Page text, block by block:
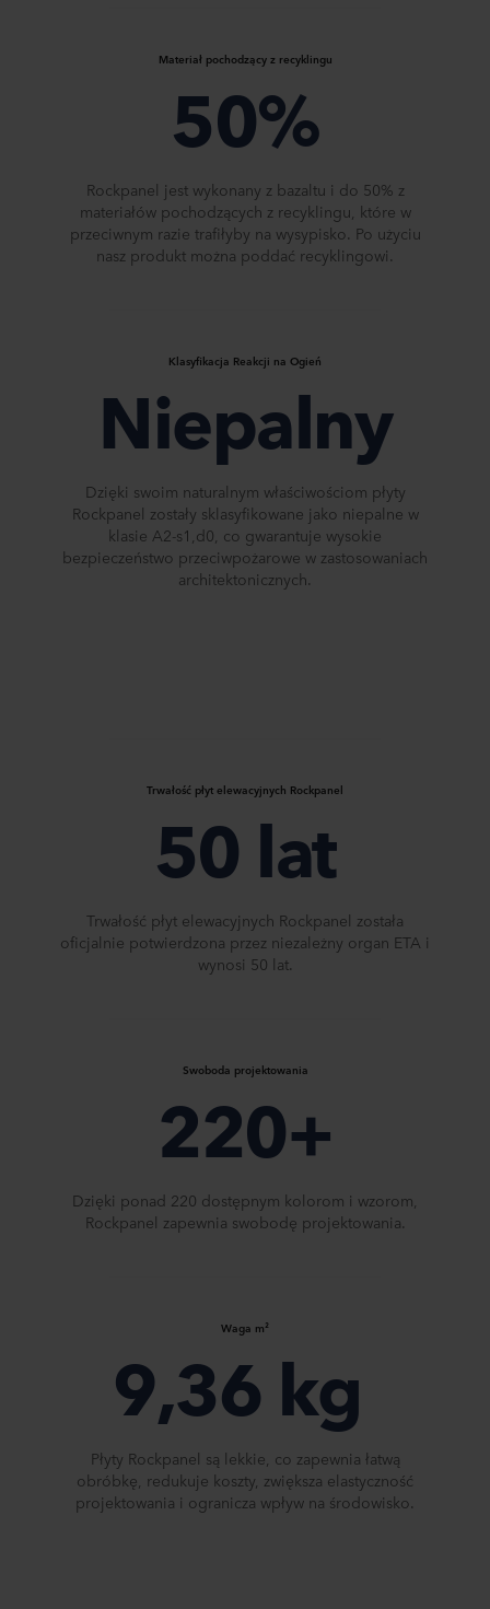
Materiał pochodzący z recyklingu
50%​
Rockpanel jest wykonany z bazaltu i do 50% z
materiałów pochodzących z recyklingu, które w
przeciwnym razie trafiłyby na wysypisko. Po użyciu
nasz produkt można poddać recyklingowi.​
Klasyfikacja Reakcji na Ogień
Niepalny
Dzięki swoim naturalnym właściwościom płyty
Rockpanel zostały sklasyfikowane jako niepalne w
klasie A2-s1,d0, co gwarantuje wysokie
bezpieczeństwo przeciwpożarowe w zastosowaniach
architektonicznych.
Trwałość płyt elewacyjnych Rockpanel​
50 lat
Trwałość płyt elewacyjnych Rockpanel została
oficjalnie potwierdzona przez niezależny organ ETA i
wynosi 50 lat.
Swoboda projektowania
220+​
Dzięki ponad 220 dostępnym kolorom i wzorom,
Rockpanel zapewnia swobodę projektowania.
Waga m²
9,36 kg ​
Płyty Rockpanel są lekkie, co zapewnia łatwą
obróbkę, redukuje koszty, zwiększa elastyczność
projektowania i ogranicza wpływ na środowisko.​